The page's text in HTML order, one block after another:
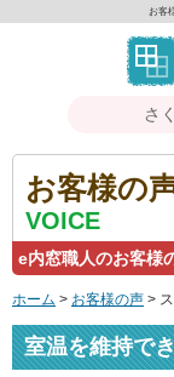
お客
さ
お客様の
VOICE
e内窓職人のお客様
ホーム > お客様の声 >
室温を維持で